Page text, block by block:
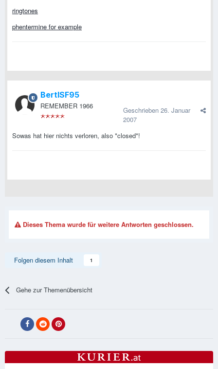
ringtones
phentermine for example
BertlSF95
REMEMBER 1966 Geschrieben 26. Januar
2007
Sowas hat hier nichts verloren, also *closed*!
Dieses Thema wurde für weitere Antworten geschlossen.
Folgen diesem Inhalt 1
Gehe zur Themenübersicht